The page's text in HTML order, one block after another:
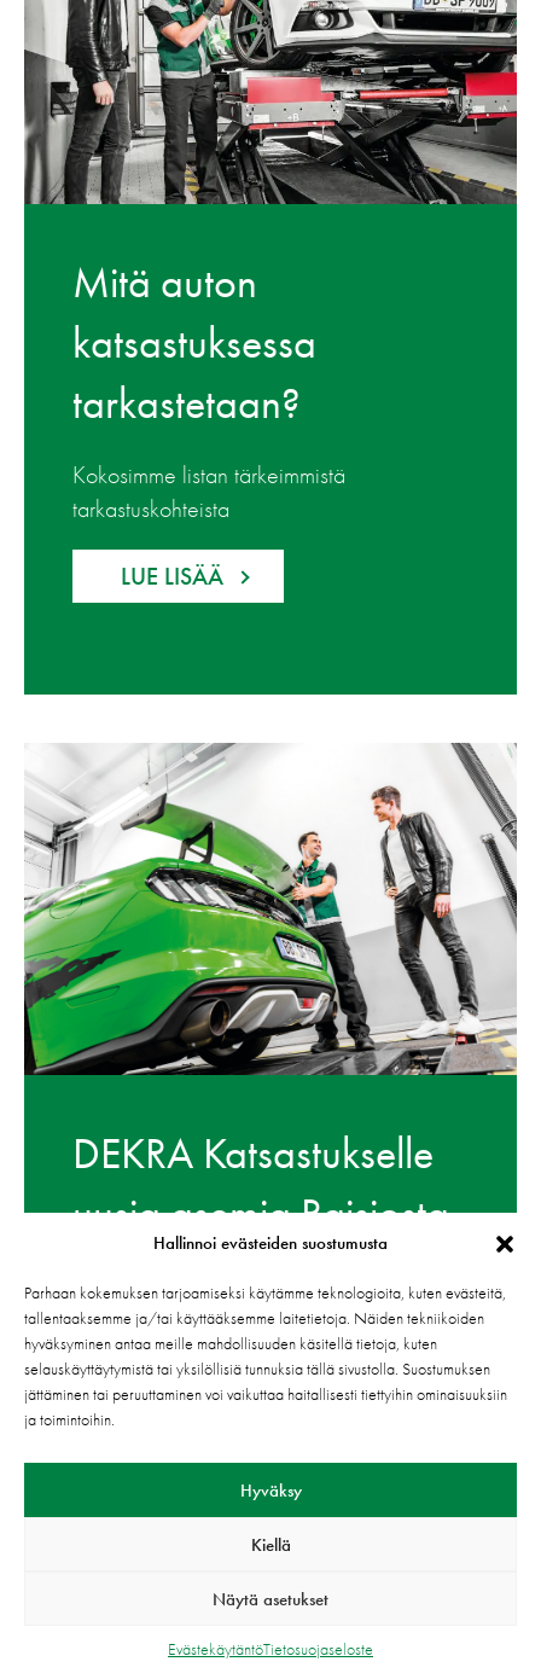
Hallinnoi evästeiden suostumusta
Parhaan kokemuksen tarjoamiseksi käytämme teknologioita, kuten evästeitä,
tallentaaksemme ja/tai käyttääksemme laitetietoja. Näiden tekniikoiden
hyväksyminen antaa meille mahdollisuuden käsitellä tietoja, kuten
selauskäyttäytymistä tai yksilöllisiä tunnuksia tällä sivustolla. Suostumuksen
jättäminen tai peruuttaminen voi vaikuttaa haitallisesti tiettyihin ominaisuuksiin
ja toimintoihin.
Hyväksy
Kiellä
Näytä asetukset
EvästekäytäntöTietosuojaseloste
Mitä auton
katsastuksessa
tarkastetaan?
Kokosimme listan tärkeimmistä
tarkastuskohteista
LUE LISÄÄ
DEKRA Katsastukselle
uusia asemia Raisiosta
ja Kaarinasta
DEKRA Finland Oy on ostanut SF Katsastus
Oy:n